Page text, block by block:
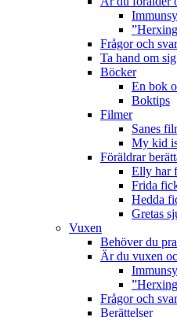
Frågor och
Ta hand om
Böcker
En bok
Boktips
Filmer
Sanes
My kid
Föräldrar
Elly har
Frida
Hedda
Gretas
Vuxen
Behöver du
Är du vuxen
Frågor och
Berättelser